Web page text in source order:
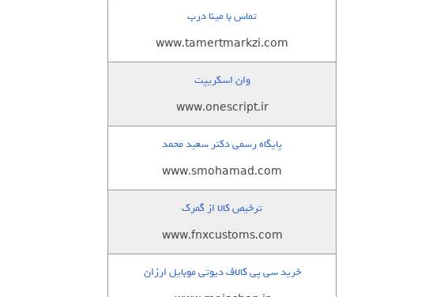
تماس با مینا درب
www.tamertmarkzi.com
وان اسکریپت
www.onescript.ir
پایگاه رسمی دکتر سعید محمد
www.smohamad.com
ترخیص کالا از گمرک
www.fnxcustoms.com
خرید سی پی کالاف دیوتی موبایل ارزان